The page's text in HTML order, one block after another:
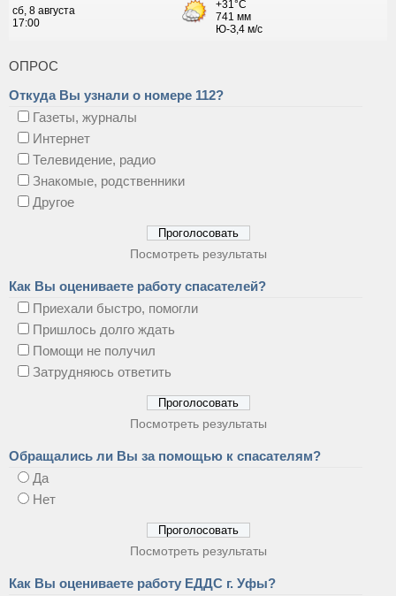
ОПРОС
Откуда Вы узнали о номере 112?
Газеты, журналы
Интернет
Телевидение, радио
Знакомые, родственники
Другое
Посмотреть результаты
Как Вы оцениваете работу спасателей?
Приехали быстро, помогли
Пришлось долго ждать
Помощи не получил
Затрудняюсь ответить
Посмотреть результаты
Обращались ли Вы за помощью к спасателям?
Да
Нет
Посмотреть результаты
Как Вы оцениваете работу ЕДДС г. Уфы?